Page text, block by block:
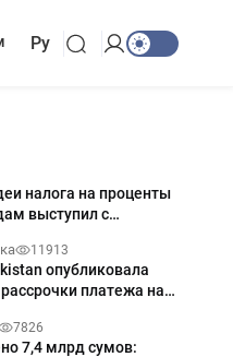
Ру
налога на проценты
выступил с
11913
опубликовала
платежа на
7826
7,4 млрд сумов: